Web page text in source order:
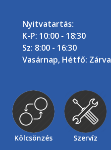
Nyitvatartás:
K-P: 10:00 - 18:30
Sz: 8:00 - 16:30
Vasárnap, Hétfő: Zárva
Kölcsönzés Szervíz